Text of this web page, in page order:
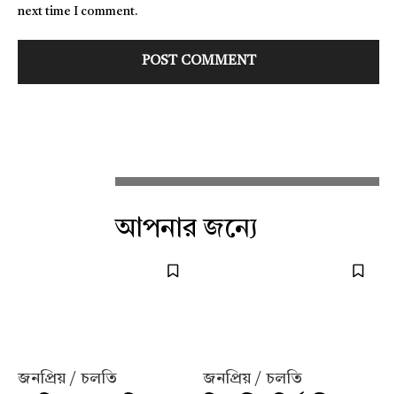
next time I comment.
আপনার জন্যে
জনপ্রিয় / চলতি জনপ্রিয় / চলতি